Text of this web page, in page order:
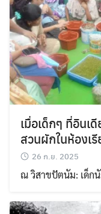
เมื่อเด็กๆ ที่อินเ
สวนผักในห้องเ
26 ก.ย. 2025
ณ วิสาขปัตนัม: เด็กนั